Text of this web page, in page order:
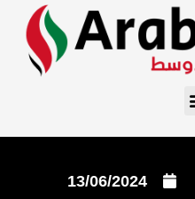
13/06/2024